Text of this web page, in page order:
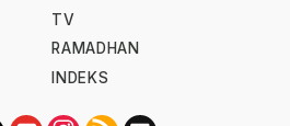
TV
RAMADHAN
INDEKS